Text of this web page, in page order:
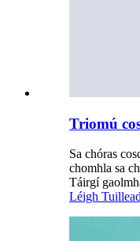
Triomú
Sa chóras
chomhla sa
Táirgí
Léigh